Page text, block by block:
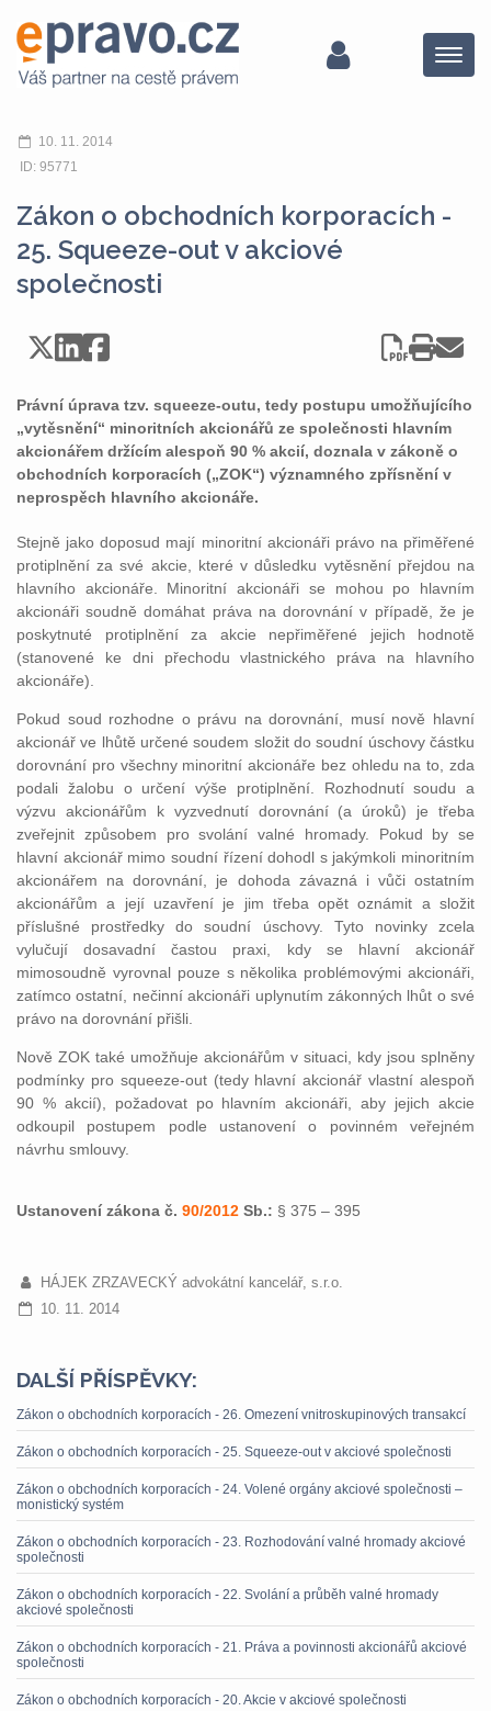
Menu
10. 11. 2014
ID: 95771
Zákon o obchodních korporacích -
25. Squeeze-out v akciové
společnosti
Právní úprava tzv. squeeze-outu, tedy postupu umožňujícího
„vytěsnění“ minoritních akcionářů ze společnosti hlavním
akcionářem držícím alespoň 90 % akcií, doznala v zákoně o
obchodních korporacích („ZOK“) významného zpřísnění v
neprospěch hlavního akcionáře.
Stejně jako doposud mají minoritní akcionáři právo na přiměřené
protiplnění za své akcie, které v důsledku vytěsnění přejdou na
hlavního akcionáře. Minoritní akcionáři se mohou po hlavním
akcionáři soudně domáhat práva na dorovnání v případě, že je
poskytnuté protiplnění za akcie nepřiměřené jejich hodnotě
(stanovené ke dni přechodu vlastnického práva na hlavního
akcionáře).
Pokud soud rozhodne o právu na dorovnání, musí nově hlavní
akcionář ve lhůtě určené soudem složit do soudní úschovy částku
dorovnání pro všechny minoritní akcionáře bez ohledu na to, zda
podali žalobu o určení výše protiplnění. Rozhodnutí soudu a
výzvu akcionářům k vyzvednutí dorovnání (a úroků) je třeba
zveřejnit způsobem pro svolání valné hromady. Pokud by se
hlavní akcionář mimo soudní řízení dohodl s jakýmkoli minoritním
akcionářem na dorovnání, je dohoda závazná i vůči ostatním
akcionářům a její uzavření je jim třeba opět oznámit a složit
příslušné prostředky do soudní úschovy. Tyto novinky zcela
vylučují dosavadní častou praxi, kdy se hlavní akcionář
mimosoudně vyrovnal pouze s několika problémovými akcionáři,
zatímco ostatní, nečinní akcionáři uplynutím zákonných lhůt o své
právo na dorovnání přišli.
Nově ZOK také umožňuje akcionářům v situaci, kdy jsou splněny
podmínky pro squeeze-out (tedy hlavní akcionář vlastní alespoň
90 % akcií), požadovat po hlavním akcionáři, aby jejich akcie
odkoupil postupem podle ustanovení o povinném veřejném
návrhu smlouvy.
Ustanovení zákona č. 90/2012 Sb.: § 375 – 395
HÁJEK ZRZAVECKÝ advokátní kancelář, s.r.o.
10. 11. 2014
DALŠÍ PŘÍSPĚVKY:
Zákon o obchodních korporacích - 26. Omezení vnitroskupinových transakcí
Zákon o obchodních korporacích - 25. Squeeze-out v akciové společnosti
Zákon o obchodních korporacích - 24. Volené orgány akciové společnosti –
monistický systém
Zákon o obchodních korporacích - 23. Rozhodování valné hromady akciové
společnosti
Zákon o obchodních korporacích - 22. Svolání a průběh valné hromady
akciové společnosti
Zákon o obchodních korporacích - 21. Práva a povinnosti akcionářů akciové
společnosti
Zákon o obchodních korporacích - 20. Akcie v akciové společnosti